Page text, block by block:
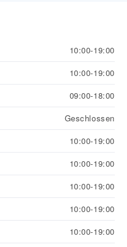
10:00-19:00
10:00-19:00
09:00-18:00
Geschlossen
10:00-19:00
10:00-19:00
10:00-19:00
10:00-19:00
10:00-19:00